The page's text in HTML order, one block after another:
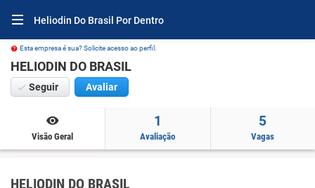
Heliodin Do Brasil Por Dentro
Esta empresa é sua? Solicite acesso ao perfil.
HELIODIN DO BRASIL
Seguir Avaliar
Visão Geral
1
Avaliação
5
Vagas
HELIODIN DO BRASIL